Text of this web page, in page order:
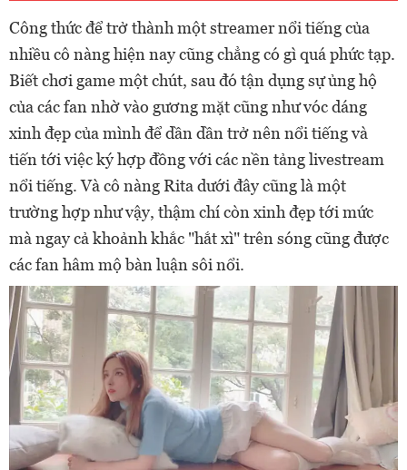
Công thức để trở thành một streamer nổi tiếng của
nhiều cô nàng hiện nay cũng chẳng có gì quá phức tạp.
Biết chơi game một chút, sau đó tận dụng sự ủng hộ
của các fan nhờ vào gương mặt cũng như vóc dáng
xinh đẹp của mình để dần dần trở nên nổi tiếng và
tiến tới việc ký hợp đồng với các nền tảng livestream
nổi tiếng. Và cô nàng Rita dưới đây cũng là một
trường hợp như vậy, thậm chí còn xinh đẹp tới mức
mà ngay cả khoảnh khắc "hắt xì" trên sóng cũng được
các fan hâm mộ bàn luận sôi nổi.